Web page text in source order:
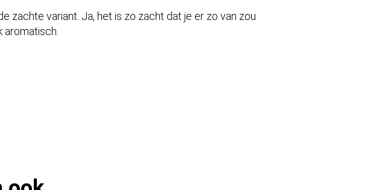
zachte variant. Ja, het is zo zacht dat je er zo van zou
aromatisch.